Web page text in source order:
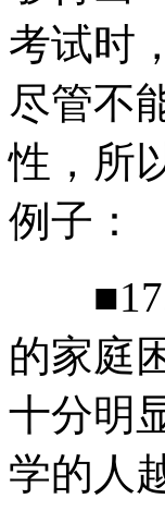
考试时
尽管不
性，所
例子：
■17.
的家庭
十分明
学的人